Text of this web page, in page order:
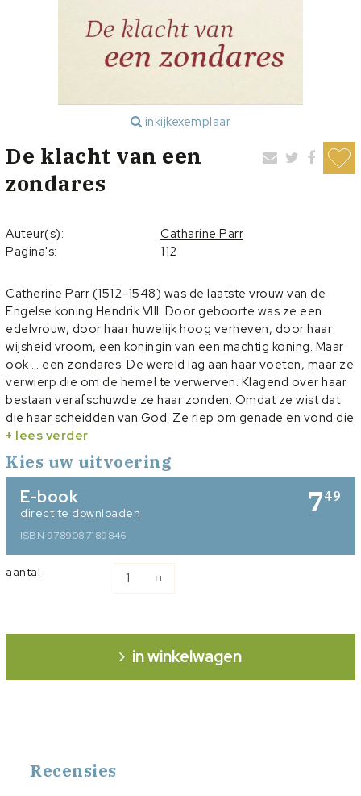
inkijkexemplaar
De klacht van een
zondares
Auteur(s):
Catharine Parr
Pagina's:
112
Catherine Parr (1512-1548) was de laatste vrouw van de
Engelse koning Hendrik VIII. Door geboorte was ze een
edelvrouw, door haar huwelijk hoog verheven, door haar
wijsheid vroom, een koningin van een machtig koning. Maar
ook … een zondares. De wereld lag aan haar voeten, maar ze
verwierp die om de hemel te verwerven. Klagend over haar
bestaan verafschuwde ze haar zonden. Omdat ze wist dat
die haar scheidden van God. Ze riep om genade en vond die
in het offer van Christus. In 1545 publiceerde Catherine Parr
als eerste vrouw een boek onder haar eigen naam: 'Psalms
or Prayers'. In die tijd kwam ze onder verdenking te staan dat
ze protestants was. Dat werd nog duidelijker toen in 1547
haar tweede boek verscheen: 'The Lamentation of a Sinner'.
+ lees verder
Kies uw uitvoering
749
E-book
direct te downloaden
ISBN 9789087189846
aantal
in winkelwagen
Recensies